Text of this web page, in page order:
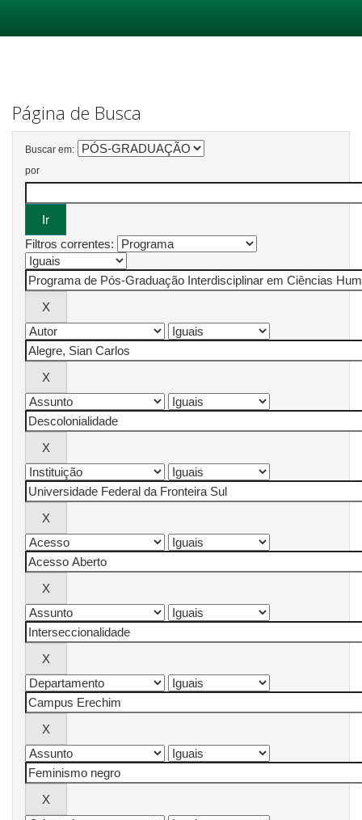
Página de Busca
Buscar em:
por
Filtros correntes: